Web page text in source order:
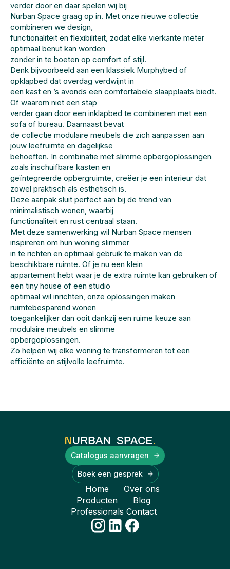
verder door en daar spelen wij bij
Nurban Space graag op in. Met onze nieuwe collectie
combineren we design,
functionaliteit en flexibiliteit, zodat elke vierkante meter
optimaal benut kan worden
zonder in te boeten op comfort of stijl.
Denk bijvoorbeeld aan een klassiek Murphybed of
opklapbed dat overdag verdwijnt in
een kast en ’s avonds een comfortabele slaapplaats biedt.
Of waarom niet een stap
verder gaan door een inklapbed te combineren met een
sofa of bureau. Daarnaast bevat
de collectie modulaire meubels die zich aanpassen aan
jouw leefruimte en dagelijkse
behoeften. In combinatie met slimme opbergoplossingen
zoals inschuifbare kasten en
geïntegreerde opbergruimte, creëer je een interieur dat
zowel praktisch als esthetisch is.
Deze aanpak sluit perfect aan bij de trend van
minimalistisch wonen, waarbij
functionaliteit en rust centraal staan.
Met deze samenwerking wil Nurban Space mensen
inspireren om hun woning slimmer
in te richten en optimaal gebruik te maken van de
beschikbare ruimte. Of je nu een klein
appartement hebt waar je de extra ruimte kan gebruiken of
een tiny house of een studio
optimaal wil inrichten, onze oplossingen maken
ruimtebesparend wonen
toegankelijker dan ooit dankzij een ruime keuze aan
modulaire meubels en slimme
opbergoplossingen.
Zo helpen wij elke woning te transformeren tot een
efficiënte en stijlvolle leefruimte.
Catalogus aanvragen
Boek een gesprek
Home
Producten
Professionals
Over ons
Blog
Contact